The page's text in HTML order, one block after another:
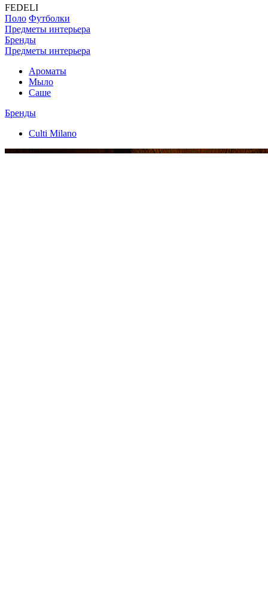
FEDELI
Поло Футболки
Предметы интерьера
Бренды
Предметы интерьера
Ароматы
Мыло
Саше
Бренды
Culti Milano